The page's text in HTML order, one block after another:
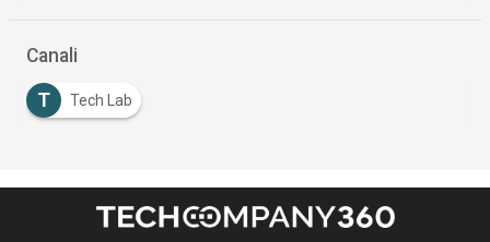
Canali
T Tech Lab